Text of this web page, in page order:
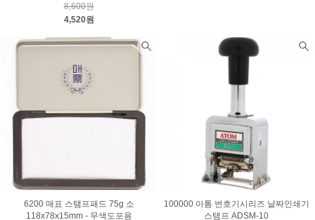
8,600원
4,520원
6200 매표 스탬프패드 75g 소
118x78x15mm - 무색도포용
100000 아톰 번호기시리즈 날짜인쇄기
스탬프 ADSM-10